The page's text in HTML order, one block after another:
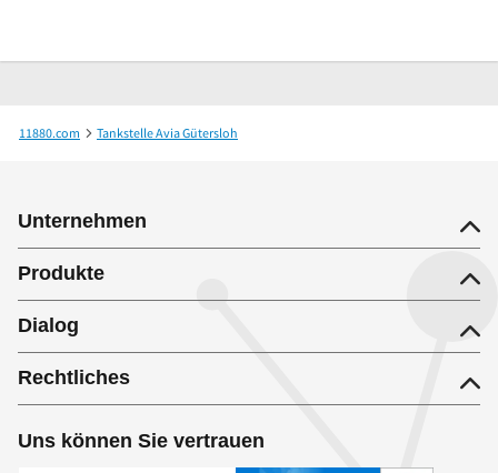
11880.com
Tankstelle Avia Gütersloh
Unternehmen
Produkte
Dialog
Rechtliches
Uns können Sie vertrauen